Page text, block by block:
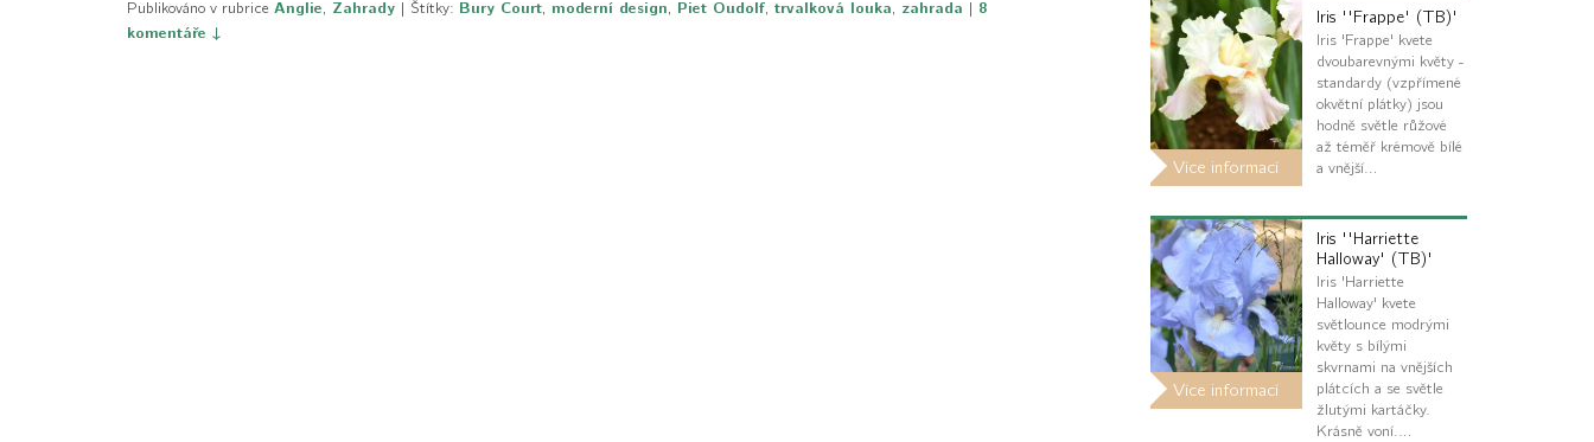
Publikováno v rubrice Anglie, Zahrady | Štítky: Bury Court, moderní design, Piet Oudolf, trvalková louka, zahrada | 8
komentáře ↓
Více informací
Iris ''Frappe' (TB)'
Iris 'Frappe' kvete
dvoubarevnými květy -
standardy (vzpřímené
okvětní plátky) jsou
hodně světle růžové
až téměř krémově bílé
a vnější…
Více informací
Iris ''Harriette
Halloway' (TB)'
Iris 'Harriette
Halloway' kvete
světlounce modrými
květy s bílými
skvrnami na vnějších
plátcích a se světle
žlutými kartáčky.
Krásně voní.…